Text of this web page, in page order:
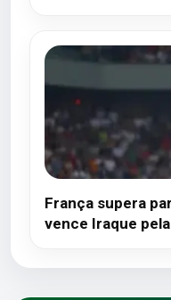
França supera
vence Iraque